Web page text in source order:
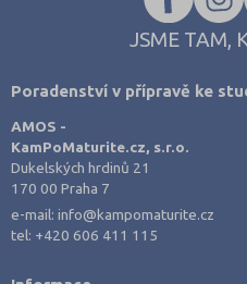
Jablonec nad Nisou (1)
Jihlava (1)
Karlovy Vary (3)
Kladno (2)
Klatovy (1)
Kroměříž (3)
Umělecké
Zemědělské a ekologické
JSME TAM,
Poradenství v přípravě ke
AMOS -
KamPoMaturite.cz, s.r.o.
Dukelských hrdinů 21
170 00 Praha 7
e-mail:info@kampomaturite.cz
tel: +420 606 411 115